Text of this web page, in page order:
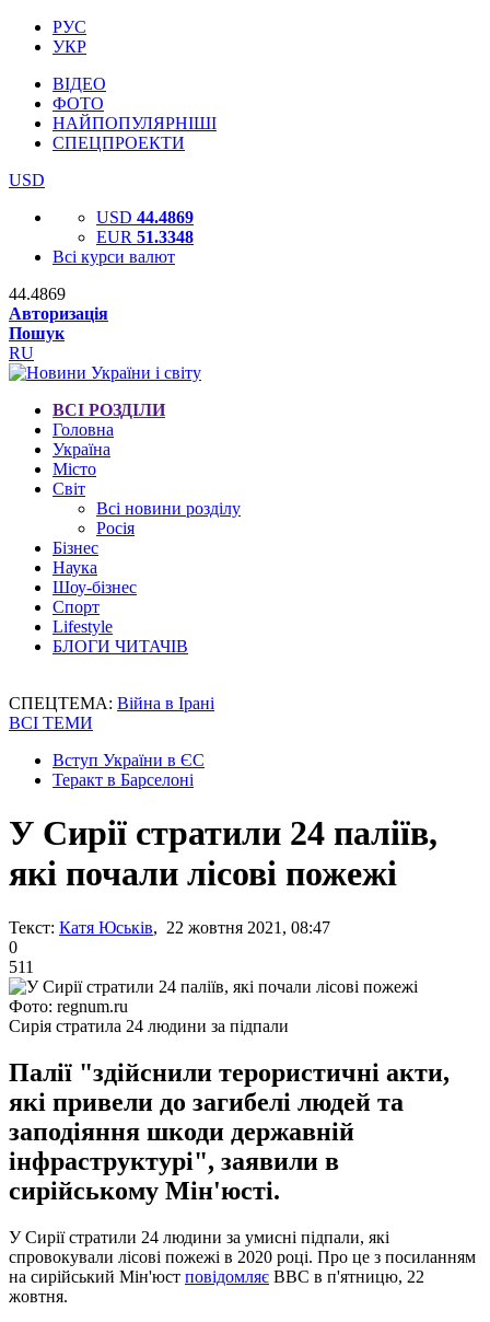
РУС
УКР
ВІДЕО
ФОТО
НАЙПОПУЛЯРНІШІ
СПЕЦПРОЕКТИ
USD
USD 44.4869
EUR 51.3348
Всі курси валют
44.4869
Авторизація
Пошук
RU
ВСІ РОЗДІЛИ
Головна
Україна
Місто
Світ
Всі новини розділу
Росія
Бізнес
Наука
Шоу-бізнес
Спорт
Lifestyle
БЛОГИ ЧИТАЧІВ
СПЕЦТЕМА: Війна в Ірані
ВСІ ТЕМИ
Вступ України в ЄС
Теракт в Барселоні
У Сирії стратили 24 паліїв,
які почали лісові пожежі
Текст: Катя Юськів, 22 жовтня 2021, 08:47
0
511
Фото: regnum.ru
Сирія стратила 24 людини за підпали
Палії "здійснили терористичні акти,
які привели до загибелі людей та
заподіяння шкоди державній
інфраструктурі", заявили в
сирійському Мін'юсті.
У Сирії стратили 24 людини за умисні підпали, які
спровокували лісові пожежі в 2020 році. Про це з посиланням
на сирійський Мін'юст повідомляє BBC в п'ятницю, 22
жовтня.